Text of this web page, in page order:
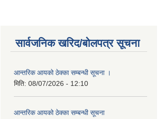
सार्वजनिक खरिद/बोलपत्र सूचना
आन्तरिक आयको ठेक्का सम्बन्धी सूचना ।
मिति: 08/07/2026 - 12:10
आन्तरिक आयको ठेक्का सम्बन्धी सूचना